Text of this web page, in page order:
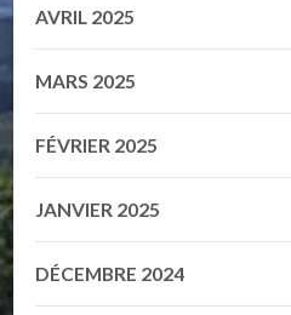
AVRIL 2025
MARS 2025
FÉVRIER 2025
JANVIER 2025
DÉCEMBRE 2024